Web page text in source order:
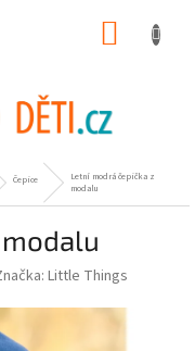
Čepice
Letní modrá čepička z
modalu
Little Things